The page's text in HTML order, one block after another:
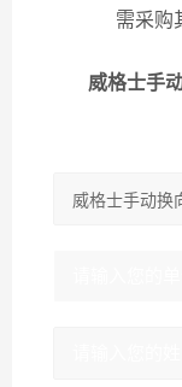
需采购
威格士手